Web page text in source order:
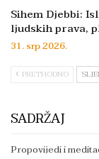
Sihem Djebbi:
ljudskih prava,
31. srp 2026.
PRETHODNO
SADRŽAJ
Propovijedi i